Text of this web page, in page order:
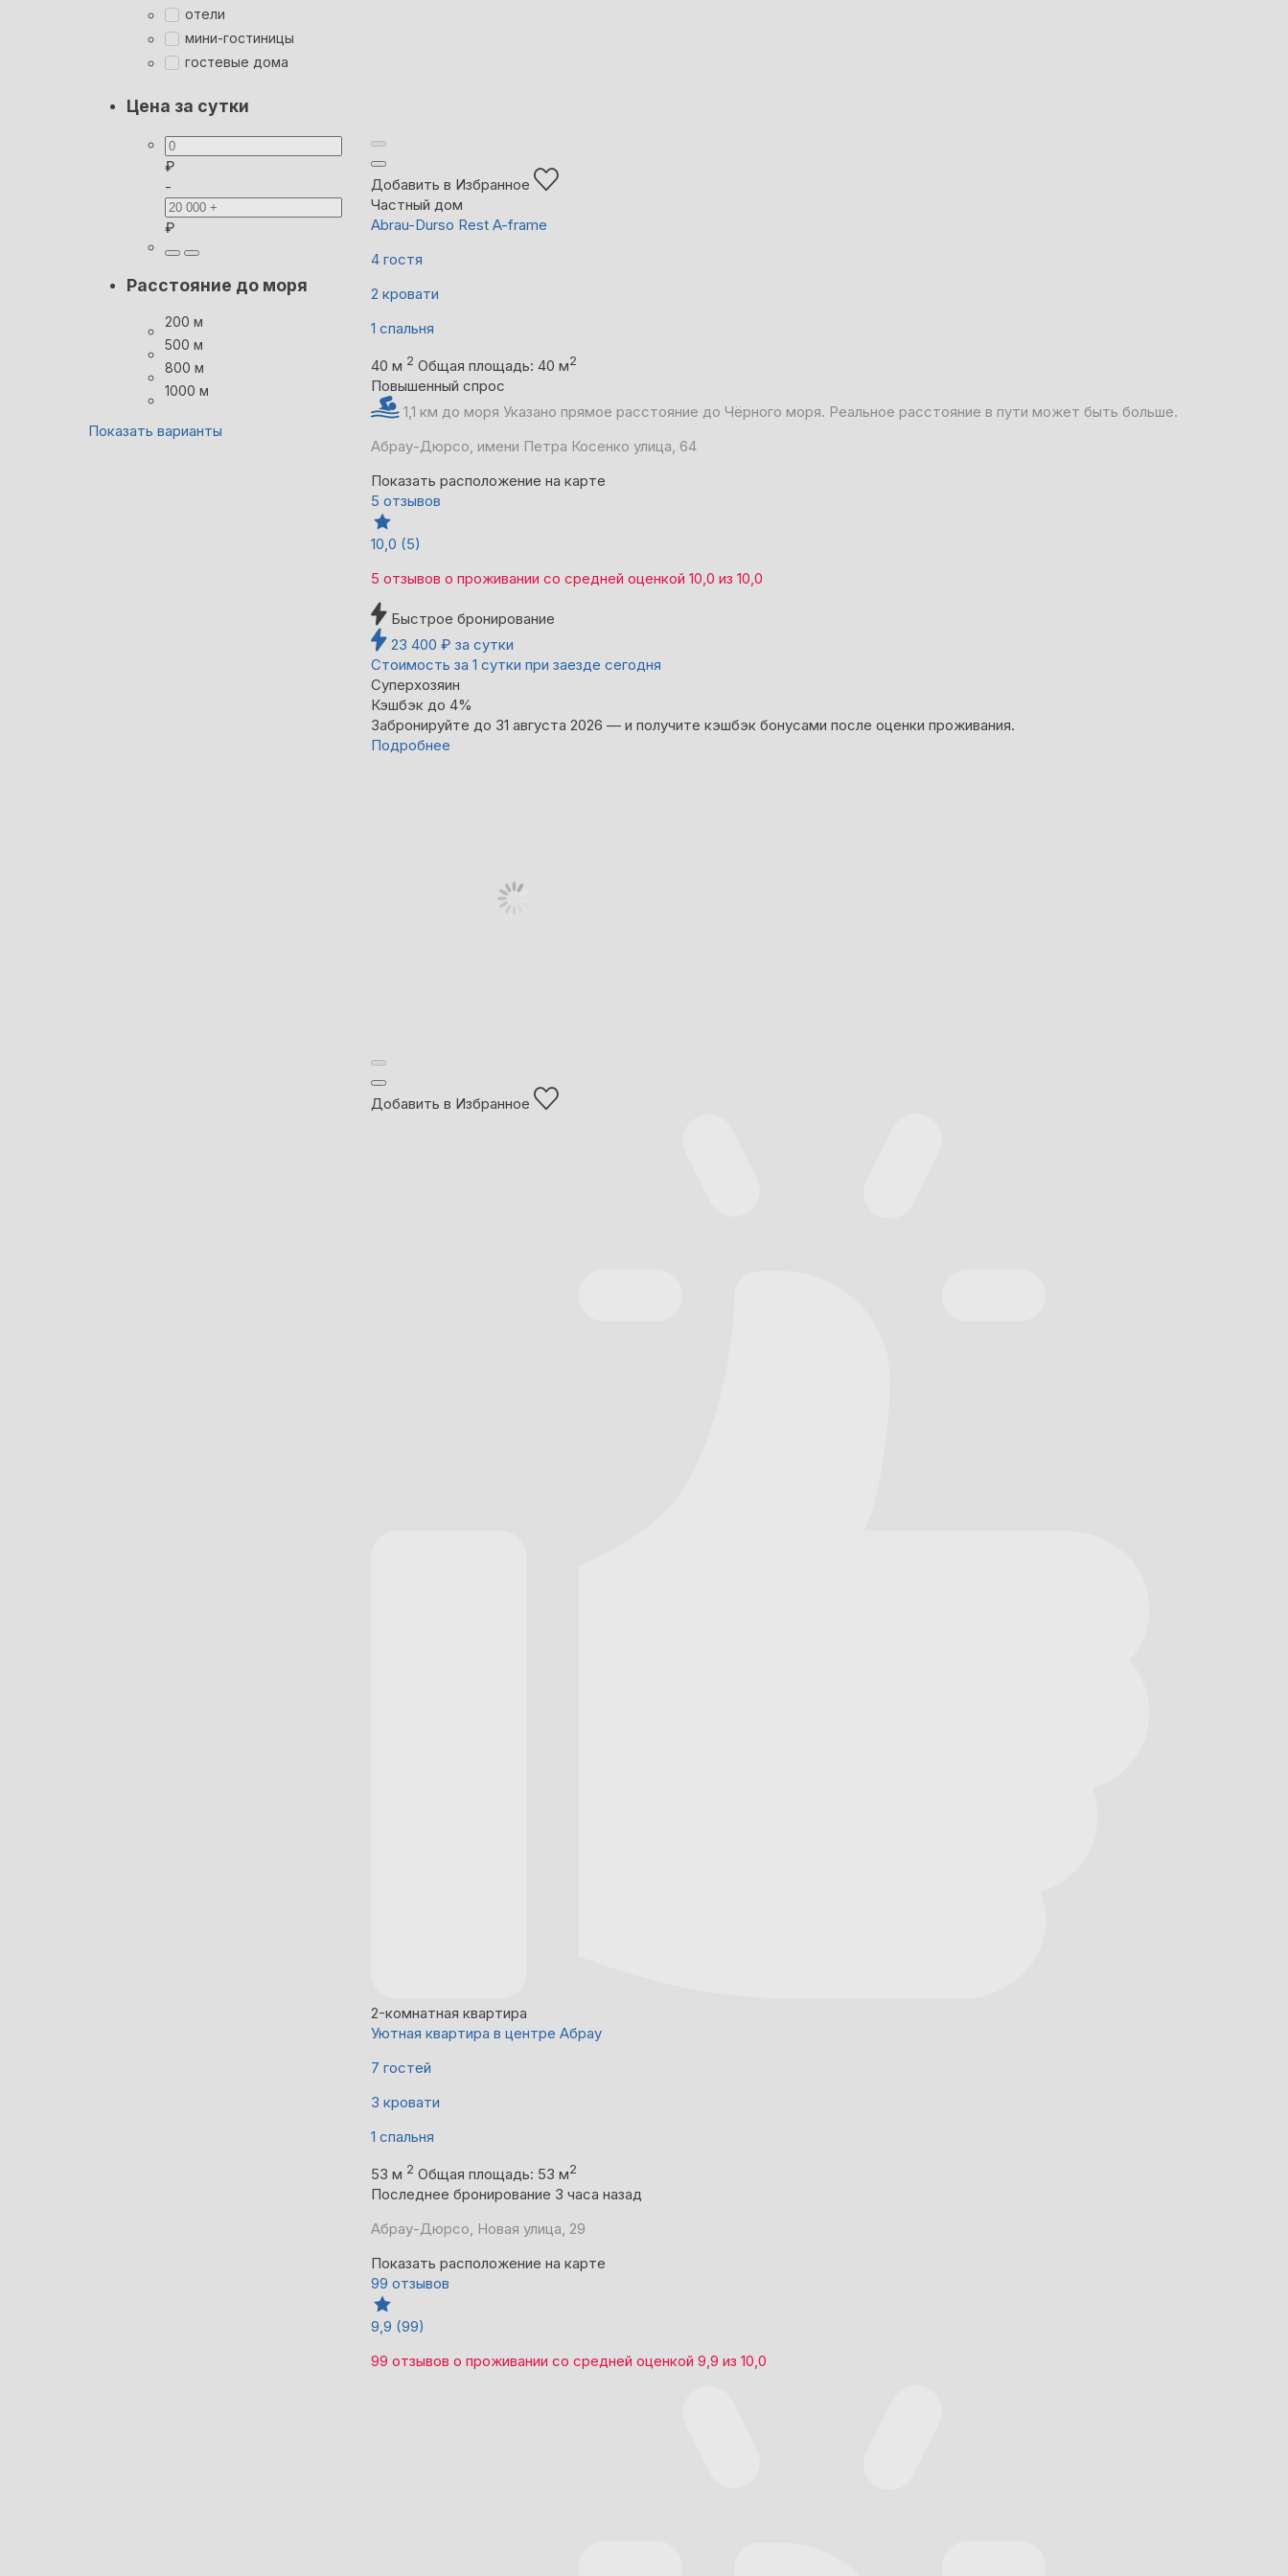
отели
мини-гостиницы
гостевые дома
Цена за сутки
₽
-
₽
Расстояние до моря
200 м
500 м
800 м
1000 м
Показать варианты
Добавить в Избранное
Частный дом
Abrau-Durso Rest A-frame
4 гостя
2 кровати
1 спальня
40 м 2 Общая площадь: 40 м2
Повышенный спрос
1,1 км до моря Указано прямое расстояние до Чёрного моря. Реальное расстояние в пути может быть больше.
Абрау-Дюрсо, имени Петра Косенко улица, 64
Показать расположение на карте
5 отзывов
10,0 (5)
5 отзывов о проживании со средней оценкой 10,0 из 10,0
Быстрое бронирование
23 400 ₽ за сутки
Стоимость за 1 сутки при заезде сегодня
Суперхозяин
Кэшбэк до 4%
Забронируйте до 31 августа 2026 — и получите кэшбэк бонусами после оценки проживания.
Подробнее
Добавить в Избранное
2-комнатная квартира
Уютная квартира в центре Абрау
7 гостей
3 кровати
1 спальня
53 м 2 Общая площадь: 53 м2
Последнее бронирование 3 часа назад
Абрау-Дюрсо, Новая улица, 29
Показать расположение на карте
99 отзывов
9,9 (99)
99 отзывов о проживании со средней оценкой 9,9 из 10,0